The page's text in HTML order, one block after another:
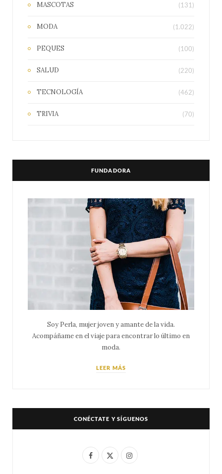
MASCOTAS (131)
MODA (1.022)
PEQUES (100)
SALUD (220)
TECNOLOGÍA (462)
TRIVIA (70)
FUNDADORA
Soy Perla, mujer joven y amante de la vida.
Acompáñame en el viaje para encontrar lo último en
moda.
LEER MÁS
CONÉCTATE Y SÍGUENOS
F
X
I